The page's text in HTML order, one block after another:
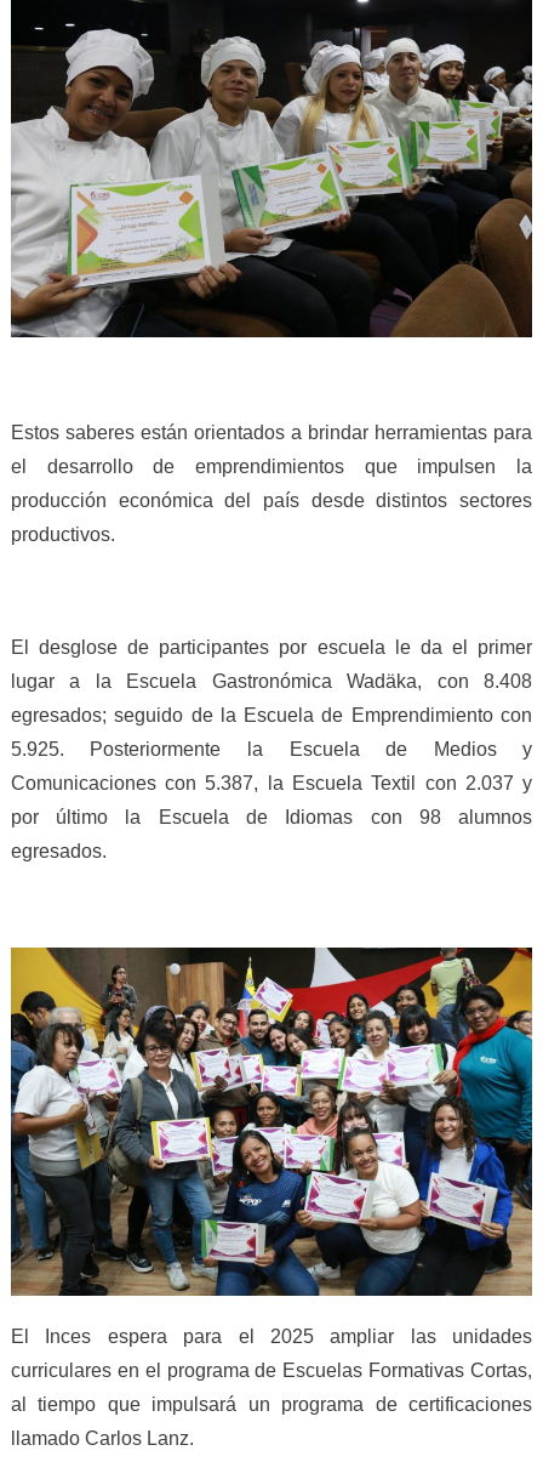
Estos saberes están orientados a brindar herramientas para
el desarrollo de emprendimientos que impulsen la
producción económica del país desde distintos sectores
productivos.
El desglose de participantes por escuela le da el primer
lugar a la Escuela Gastronómica Wadäka, con 8.408
egresados; seguido de la Escuela de Emprendimiento con
5.925. Posteriormente la Escuela de Medios y
Comunicaciones con 5.387, la Escuela Textil con 2.037 y
por último la Escuela de Idiomas con 98 alumnos
egresados.
El Inces espera para el 2025 ampliar las unidades
curriculares en el programa de Escuelas Formativas Cortas,
al tiempo que impulsará un programa de certificaciones
llamado Carlos Lanz.